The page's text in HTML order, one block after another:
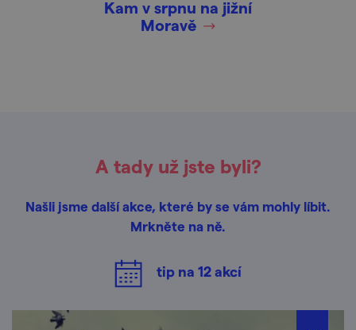
Kam v srpnu na jižní
Moravě
A tady už jste byli?
Našli jsme další akce, které by se vám mohly líbit.
Mrkněte na ně.
tip na 12akcí